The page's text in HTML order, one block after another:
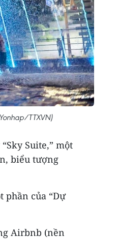
TTXVN)
Suite,” một
biểu tượng
phần của “Dự
Airbnb (nền